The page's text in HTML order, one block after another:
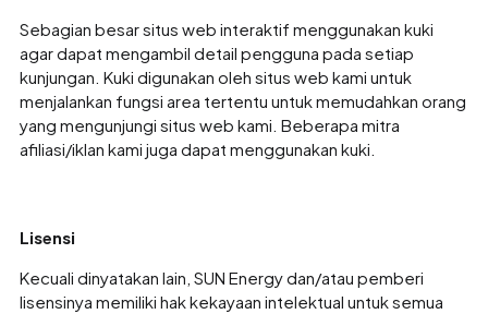
Sebagian besar situs web interaktif menggunakan kuki
agar dapat mengambil detail pengguna pada setiap
kunjungan. Kuki digunakan oleh situs web kami untuk
menjalankan fungsi area tertentu untuk memudahkan orang
yang mengunjungi situs web kami. Beberapa mitra
afiliasi/iklan kami juga dapat menggunakan kuki.
Lisensi
Kecuali dinyatakan lain, SUN Energy dan/atau pemberi
lisensinya memiliki hak kekayaan intelektual untuk semua